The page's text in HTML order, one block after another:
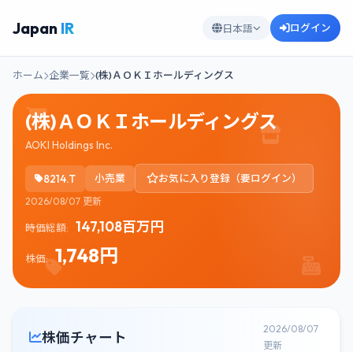
Japan IR 日本語 ログイン
ホーム 企業一覧 (株)ＡＯＫＩホールディングス
(株)ＡＯＫＩホールディングス
AOKI Holdings Inc.
8214.T 小売業 お気に入り登録（要ログイン）
2026/08/07 更新
時価総額: 147,108百万円
株価: 1,748円
株価チャート
2026/08/07
更新